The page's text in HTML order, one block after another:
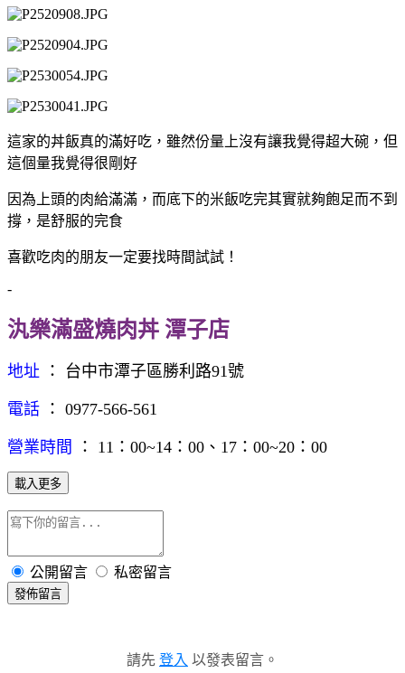
這家的丼飯真的滿好吃，雖然份量上沒有讓我覺得超大碗，但
這個量我覺得很剛好
因為上頭的肉給滿滿，而底下的米飯吃完其實就夠飽足而不到
撐，是舒服的完食
喜歡吃肉的朋友一定要找時間試試！
-
汍樂滿盛燒肉丼 潭子店
地址 ： 台中市潭子區勝利路91號
電話 ： 0977-566-561
營業時間 ： 11：00~14：00、17：00~20：00
載入更多
公開留言 私密留言
發佈留言
請先 登入 以發表留言。